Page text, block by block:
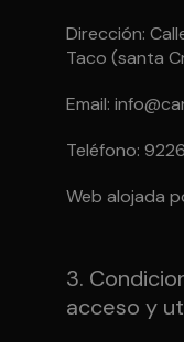
Dirección:
Taco (santa
Email:
Teléfono:
Web alojada
3.
acceso y